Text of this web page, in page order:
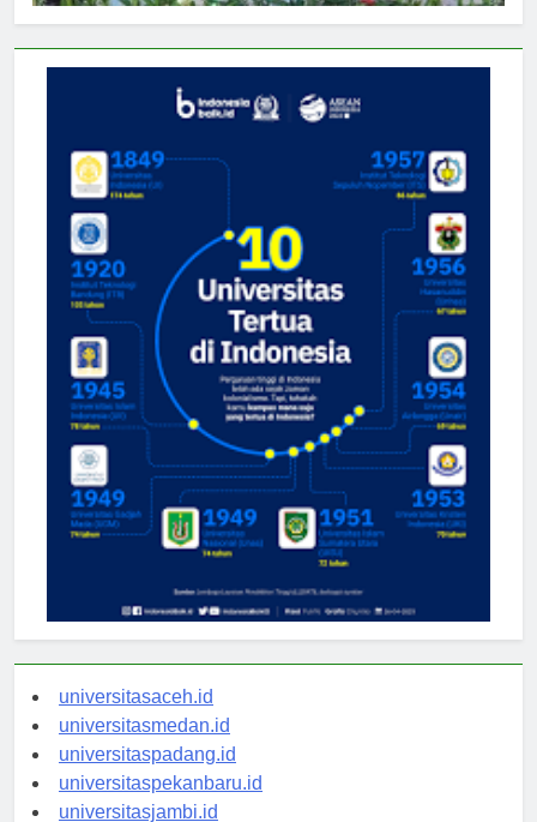
universitasaceh.id
universitasmedan.id
universitaspadang.id
universitaspekanbaru.id